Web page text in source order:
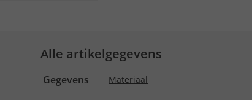
Alle artikelgegevens
Gegevens Materiaal